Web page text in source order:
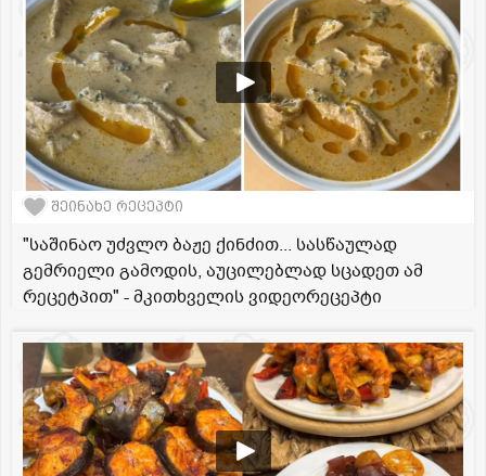
შეინახე რეცეპტი
"საშინაო უძვლო ბაჟე ქინძით... სასწაულად
გემრიელი გამოდის, აუცილებლად სცადეთ ამ
რეცეტპით" - მკითხველის ვიდეორეცეპტი